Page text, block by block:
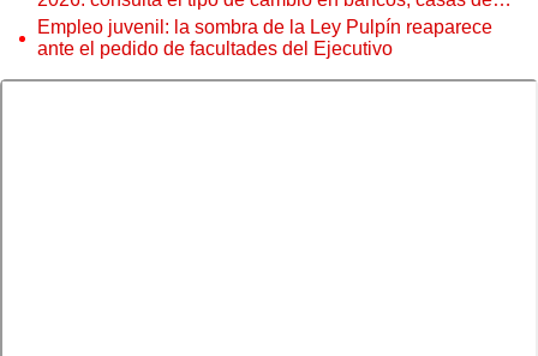
cambio y plataformas digitales
Empleo juvenil: la sombra de la Ley Pulpín reaparece
ante el pedido de facultades del Ejecutivo